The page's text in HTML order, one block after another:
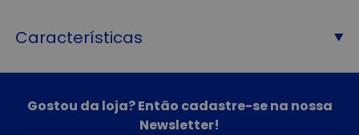
Características
Gostou da loja? Então cadastre-se na nossa
Newsletter!